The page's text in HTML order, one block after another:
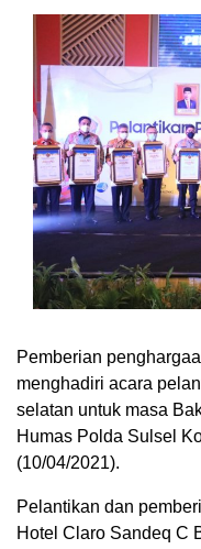
Pemberian
menghadiri acara
selatan untuk masa
Humas Polda Sulsel
(10/04/2021).
Pelantikan dan
Hotel Claro Sandeq C